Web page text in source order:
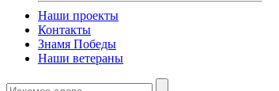
Наши проекты
Контакты
Знамя Победы
Наши ветераны